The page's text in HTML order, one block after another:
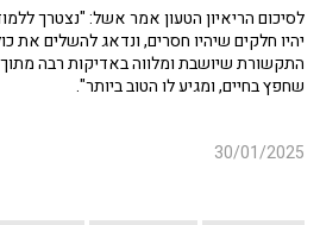
לסיכום הריאיון הטעון אמר אשל: "נצטרך
יהיו חלקים שיהיו חסרים, ונדאג להשלים את
התקשורת שיושבת ומלווה באדיקות רבה
שחפץ בחיים, ומגיע לו הטוב ביותר".
30/01/2025